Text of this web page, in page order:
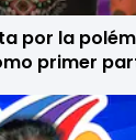
por la
primer